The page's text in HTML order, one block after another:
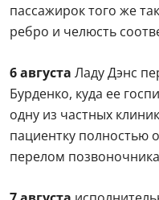
пассажирок того же
ребро и челюсть
6 августа Ладу Дэнс
Бурденко, куда ее
одну из частных
пациентку полностью
перелом